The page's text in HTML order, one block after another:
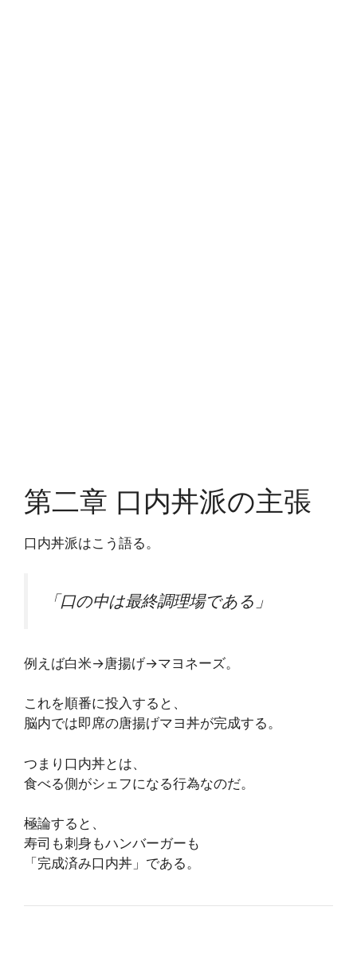
第二章 口内丼派の主張
口内丼派はこう語る。
「口の中は最終調理場である」
例えば白米→唐揚げ→マヨネーズ。
これを順番に投入すると、
脳内では即席の唐揚げマヨ丼が完成する。
つまり口内丼とは、
食べる側がシェフになる行為なのだ。
極論すると、
寿司も刺身もハンバーガーも
「完成済み口内丼」である。